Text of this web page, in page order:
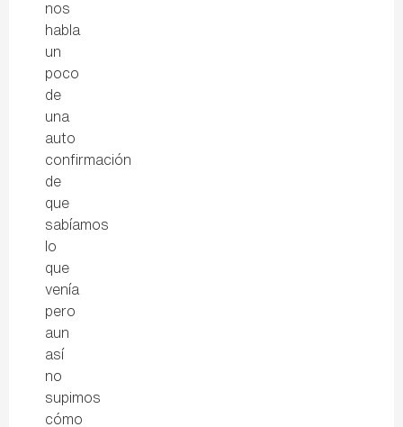
nos
habla
un
poco
de
una
auto
confirmación
de
que
sabíamos
lo
que
venía
pero
aun
así
no
supimos
cómo